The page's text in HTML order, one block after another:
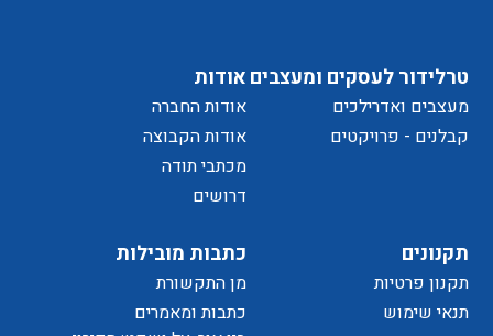
שלתקנונים
תקנון פרטיות
תנאי שימוש
כתבות מובילות
מן התקשורת
כתבות ומאמרים
אודות
אודות החברה
אודות הקבוצה
מכתבי תודה
דרושים
טרלידור לעסקים ומעצבים
מעצבים ואדרילכים
קבלנים - פרויקטים